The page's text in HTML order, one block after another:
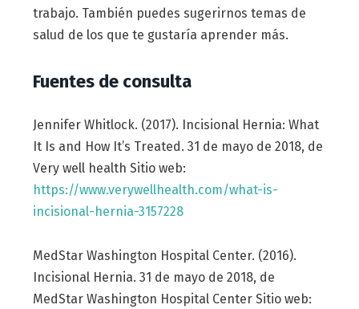
trabajo. También puedes sugerirnos temas de
salud de los que te gustaría aprender más.
Fuentes de consulta
Jennifer Whitlock. (2017). Incisional Hernia: What
It Is and How It’s Treated. 31 de mayo de 2018, de
Very well health Sitio web:
https://www.verywellhealth.com/what-is-
incisional-hernia-3157228
MedStar Washington Hospital Center. (2016).
Incisional Hernia. 31 de mayo de 2018, de
MedStar Washington Hospital Center Sitio web: